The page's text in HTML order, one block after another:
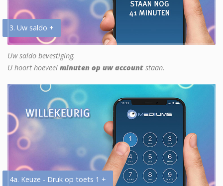
3. Uw saldo +
Uw saldo bevestiging.
U hoort hoeveel minuten op uw account staan.
4a. Keuze - Druk op toets 1 +